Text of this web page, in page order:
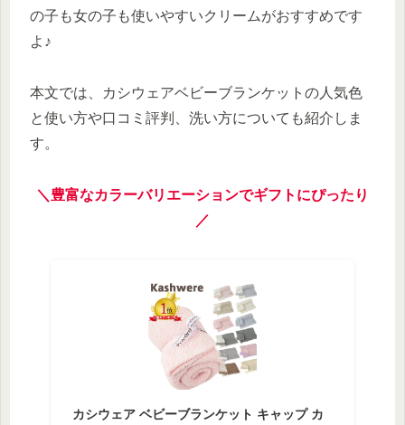
の子も女の子も使いやすいクリームがおすすめです
よ♪
本文では、カシウェアベビーブランケットの人気色
と使い方や口コミ評判、洗い方についても紹介しま
す。
＼豊富なカラーバリエーションでギフトにぴったり
／
カシウェア ベビーブランケット キャップ カ